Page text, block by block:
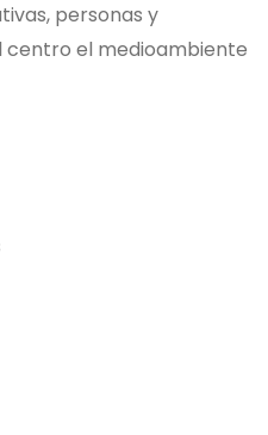
personas y
centro el medioambiente